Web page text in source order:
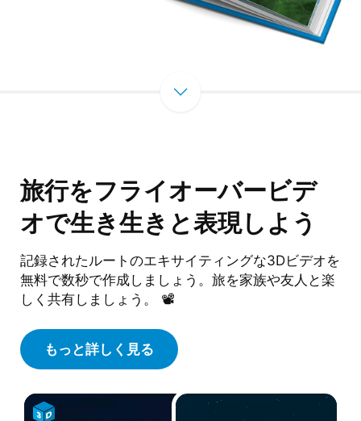
旅行をフライオーバービデ
オで生き生きと表現しよう
記録されたルートのエキサイティングな3Dビデオを
無料で数秒で作成しましょう。旅を家族や友人と楽
しく共有しましょう。 📽️
もっと詳しく見る